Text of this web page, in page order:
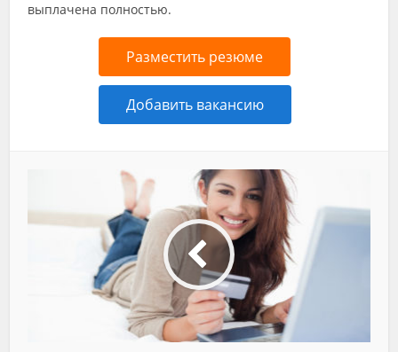
выплачена полностью.
Разместить резюме
Добавить вакансию